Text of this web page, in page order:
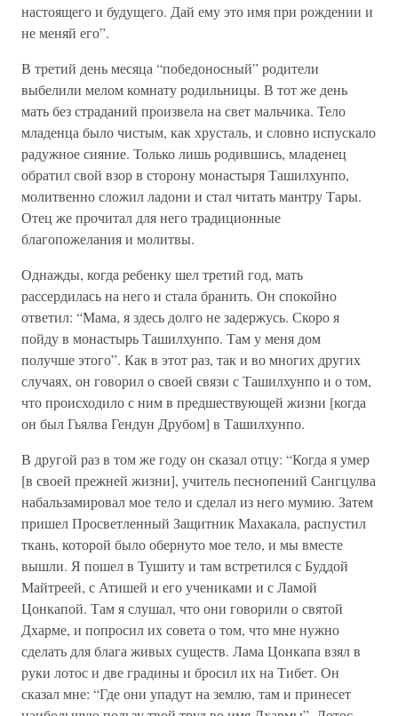
настоящего и будущего. Дай ему это имя при рождении и
не меняй его”.
В третий день месяца “победоносный” родители
выбелили мелом комнату родильницы. В тот же день
мать без страданий произвела на свет мальчика. Тело
младенца было чистым, как хрусталь, и словно испускало
радужное сияние. Только лишь родившись, младенец
обратил свой взор в сторону монастыря Ташилхунпо,
молитвенно сложил ладони и стал читать мантру Тары.
Отец же прочитал для него традиционные
благопожелания и молитвы.
Однажды, когда ребенку шел третий год, мать
рассердилась на него и стала бранить. Он спокойно
ответил: “Мама, я здесь долго не задержусь. Скоро я
пойду в монастырь Ташилхунпо. Там у меня дом
получше этого”. Как в этот раз, так и во многих других
случаях, он говорил о своей связи с Ташилхунпо и о том,
что происходило с ним в предшествующей жизни [когда
он был Гьялва Гендун Друбом] в Ташилхунпо.
В другой раз в том же году он сказал отцу: “Когда я умер
[в своей прежней жизни], учитель песнопений Сангцулва
набальзамировал мое тело и сделал из него мумию. Затем
пришел Просветленный Защитник Махакала, распустил
ткань, которой было обернуто мое тело, и мы вместе
вышли. Я пошел в Тушиту и там встретился с Буддой
Майтреей, с Атишей и его учениками и с Ламой
Цонкапой. Там я слушал, что они говорили о святой
Дхарме, и попросил их совета о том, что мне нужно
сделать для блага живых существ. Лама Цонкапа взял в
руки лотос и две градины и бросил их на Тибет. Он
сказал мне: “Где они упадут на землю, там и принесет